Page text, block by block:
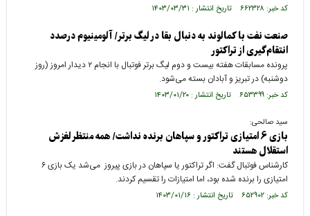
کد خبر: ۶۶۲۳۲۸ تاریخ انتشار : ۱۴۰۳/۰۳/۳۱
صنعت نفت با کمالوند به دنبال بقا در لیگ برتر/ آلومینیوم درصدد
انتقام‌گیری از تراکتور
پرونده مسابقات هفته بیست و دوم لیگ برتر فوتبال با انجام ۲ دیدار امروز (روز
دوشنبه) در تبریز و آبادان بسته می‌شود.
کد خبر: ۶۵۳۳۹۹ تاریخ انتشار : ۱۴۰۳/۰۱/۲۰
سید صالحی:
بازی ۶ امتیازی تراکتور و سپاهان برنده نداشت/ همه منتظر لغزش
استقلال هستند
کارشناس فوتبال گفت: اگر تراکتور یا سپاهان در بازی پیروز می‌شد یک بازی ۶
امتیازی را برنده شده بود، اما امتیازات را تقسیم کردند.
کد خبر: ۶۵۲۹۰۲ تاریخ انتشار : ۱۴۰۳/۰۱/۱۶